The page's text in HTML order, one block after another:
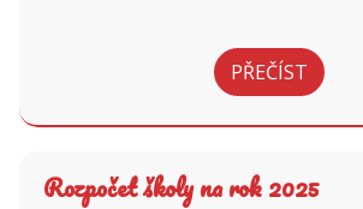
PŘEČÍST
Rozpočet školy na rok 2025